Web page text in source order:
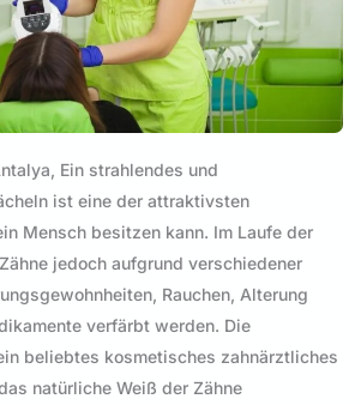
Ein strahlendes und
ist eine der attraktivsten
Mensch besitzen kann. Im Laufe der
jedoch aufgrund verschiedener
Rauchen, Alterung
verfärbt werden. Die
beliebtes kosmetisches zahnärztliches
natürliche Weiß der Zähne